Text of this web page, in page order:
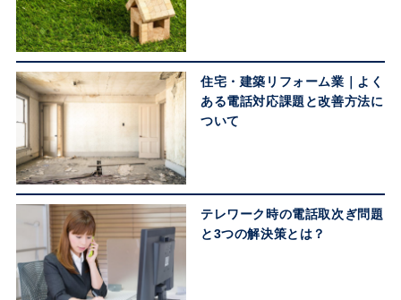
住宅・建築リフォーム業｜よく
ある電話対応課題と改善方法に
ついて
テレワーク時の電話取次ぎ問題
と3つの解決策とは？